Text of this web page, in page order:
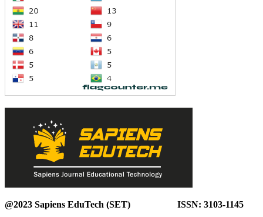
@2023 Sapiens EduTech (SET) ISSN: 3103-1145